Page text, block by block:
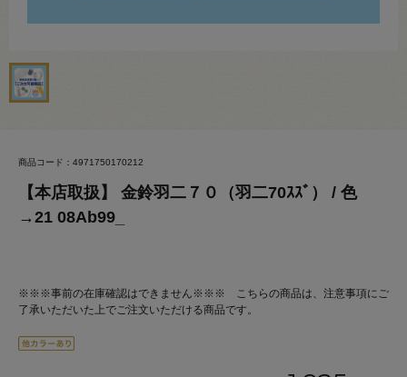
商品コード：4971750170212
【本店取扱】 金鈴羽二７０（羽二70ｽｽﾞ） / 色
→21 08Ab99_
※※※事前の在庫確認はできません※※※ こちらの商品は、注意事項にご
了承いただいた上でご注文いただける商品です。